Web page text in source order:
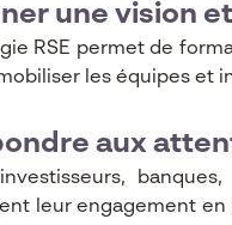
une vision
RSE permet de
les équipes et
aux
leur engagement en